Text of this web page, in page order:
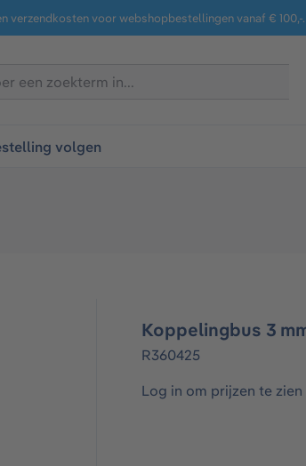
verzendkosten voor webshopbestellingen vanaf € 100,-.
volgen
Koppelingbus 3
R360425
Log in om prijzen te zien